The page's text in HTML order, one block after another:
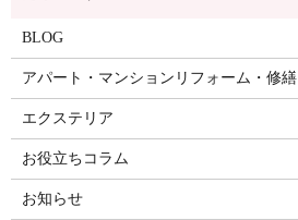
BLOG
アパート・マンションリフォーム・修繕
エクステリア
お役立ちコラム
お知らせ